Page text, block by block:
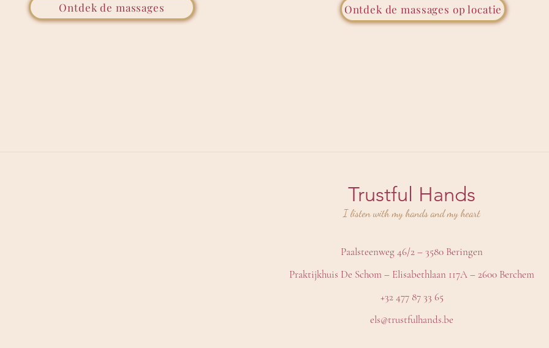
Ontdek de massages Ontdek de massages op locatie
Trustful Hands
I listen with my hands and my heart
Paalsteenweg 46/2 – 3580 Beringen
Praktijkhuis De Schom – Elisabethlaan 117A – 2600 Berchem
+32 477 87 33 65
els@trustfulhands.be